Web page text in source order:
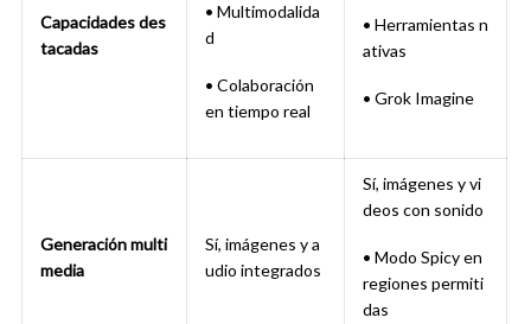
Capacidades des
tacadas
• Multimodalida
d
• Colaboración
en tiempo real
• Herramientas n
ativas
• Grok Imagine
Generación multi
media
Sí, imágenes y a
udio integrados
Sí, imágenes y vi
deos con sonido
• Modo Spicy en
regiones permiti
das